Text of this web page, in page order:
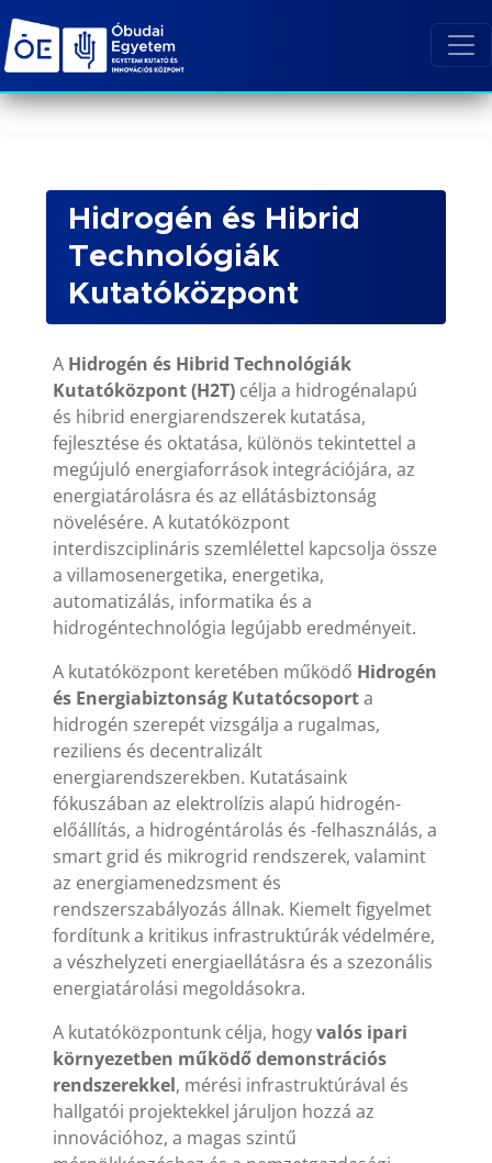
Hidrogén és Hibrid
Technológiák
Kutatóközpont
A Hidrogén és Hibrid Technológiák
Kutatóközpont (H2T) célja a hidrogénalapú
és hibrid energiarendszerek kutatása,
fejlesztése és oktatása, különös tekintettel a
megújuló energiaforrások integrációjára, az
energiatárolásra és az ellátásbiztonság
növelésére. A kutatóközpont
interdiszciplináris szemlélettel kapcsolja össze
a villamosenergetika, energetika,
automatizálás, informatika és a
hidrogéntechnológia legújabb eredményeit.
A kutatóközpont keretében működő Hidrogén
és Energiabiztonság Kutatócsoporta
hidrogén szerepét vizsgálja a rugalmas,
reziliens és decentralizált
energiarendszerekben. Kutatásaink
fókuszában az elektrolízis alapú hidrogén-
előállítás, a hidrogéntárolás és -felhasználás, a
smart grid és mikrogrid rendszerek, valamint
az energiamenedzsment és
rendszerszabályozás állnak. Kiemelt figyelmet
fordítunk a kritikus infrastruktúrák védelmére,
a vészhelyzeti energiaellátásra és a szezonális
energiatárolási megoldásokra.
A kutatóközpontunk célja, hogyvalós ipari
környezetben működő demonstrációs
rendszerekkel, mérési infrastruktúrával és
hallgatói projektekkel járuljon hozzá az
innovációhoz, a magas szintű